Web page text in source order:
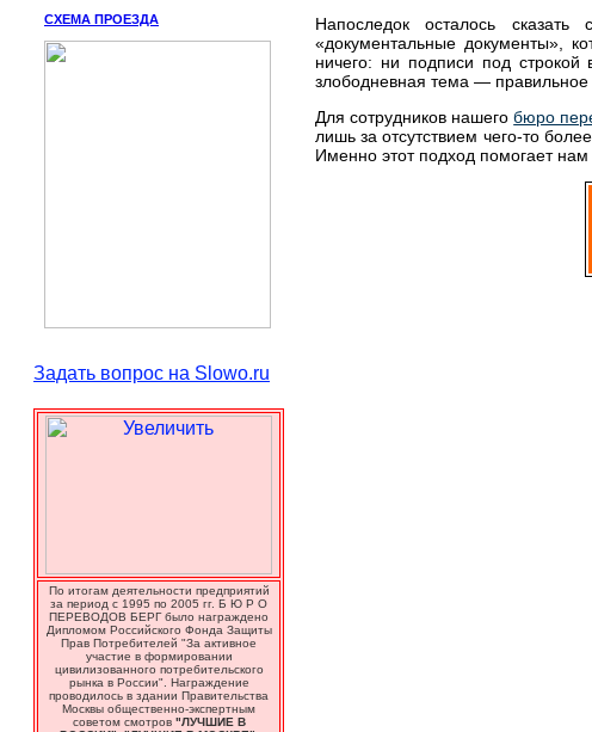
СХЕМА ПРОЕЗДА
Задать вопрос на Slowo.ru
По итогам деятельности предприятий
за период с 1995 по 2005 гг. Б Ю Р О
ПЕРЕВОДОВ БЕРГ было награждено
Дипломом Российского Фонда Защиты
Прав Потребителей "За активное
участие в формировании
цивилизованного потребительского
рынка в России". Награждение
проводилось в здании Правительства
Москвы общественно-экспертным
советом смотров "ЛУЧШИЕ В
Напоследок осталось
«документальные документы»,
ничего: ни подписи под
злободневная тема —
Для сотрудников нашегобюро
лишь за отсутствием чего-то
Именно этот подход помогает